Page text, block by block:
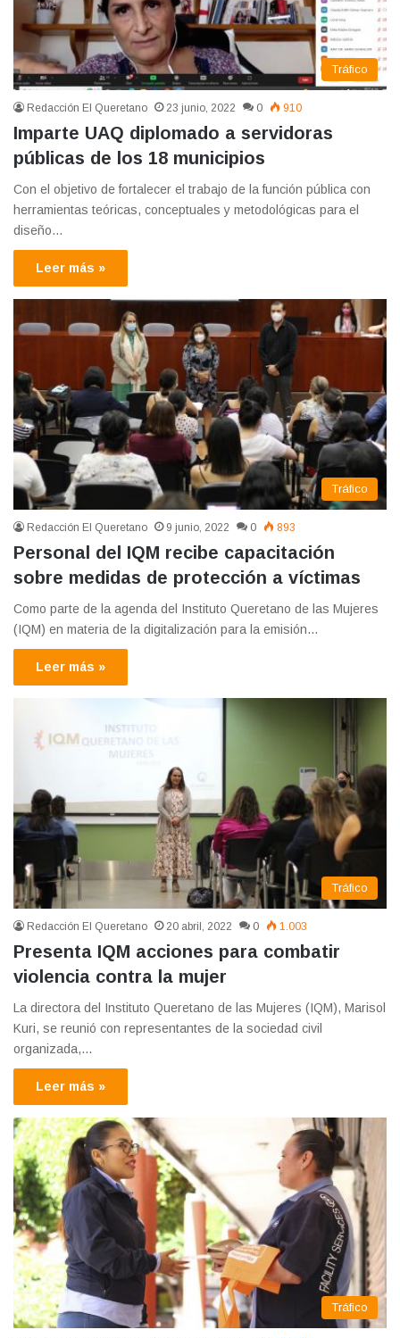
Tráfico
Redacción El Queretano 23 junio, 2022 0 910
Imparte UAQ diplomado a servidoras
públicas de los 18 municipios
Con el objetivo de fortalecer el trabajo de la función pública con
herramientas teóricas, conceptuales y metodológicas para el
diseño…
Leer más »
Tráfico
Redacción El Queretano 9 junio, 2022 0 893
Personal del IQM recibe capacitación
sobre medidas de protección a víctimas
Como parte de la agenda del Instituto Queretano de las Mujeres
(IQM) en materia de la digitalización para la emisión…
Leer más »
Tráfico
Redacción El Queretano 20 abril, 2022 0 1.003
Presenta IQM acciones para combatir
violencia contra la mujer
La directora del Instituto Queretano de las Mujeres (IQM), Marisol
Kuri, se reunió con representantes de la sociedad civil
organizada,…
Leer más »
Tráfico